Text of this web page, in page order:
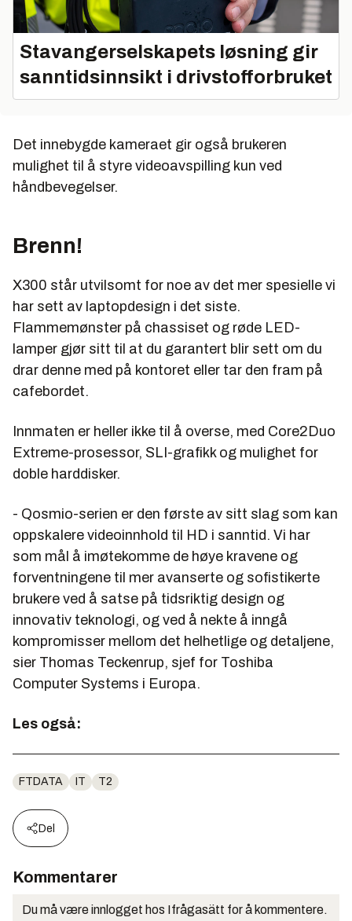
Stavangerselskapets løsning gir
sanntidsinnsikt i drivstofforbruket
Det innebygde kameraet gir også brukeren
mulighet til å styre videoavspilling kun ved
håndbevegelser.
Brenn!
X300 står utvilsomt for noe av det mer spesielle vi
har sett av laptopdesign i det siste.
Flammemønster på chassiset og røde LED-
lamper gjør sitt til at du garantert blir sett om du
drar denne med på kontoret eller tar den fram på
cafebordet.
Innmaten er heller ikke til å overse, med Core2Duo
Extreme-prosessor, SLI-grafikk og mulighet for
doble harddisker.
- Qosmio-serien er den første av sitt slag som kan
oppskalere videoinnhold til HD i sanntid. Vi har
som mål å imøtekomme de høye kravene og
forventningene til mer avanserte og sofistikerte
brukere ved å satse på tidsriktig design og
innovativ teknologi, og ved å nekte å inngå
kompromisser mellom det helhetlige og detaljene,
sier Thomas Teckenrup, sjef for Toshiba
Computer Systems i Europa.
Les også:
FTDATA IT T2
Del
Kommentarer
Du må være innlogget hos Ifrågasätt for å kommentere.